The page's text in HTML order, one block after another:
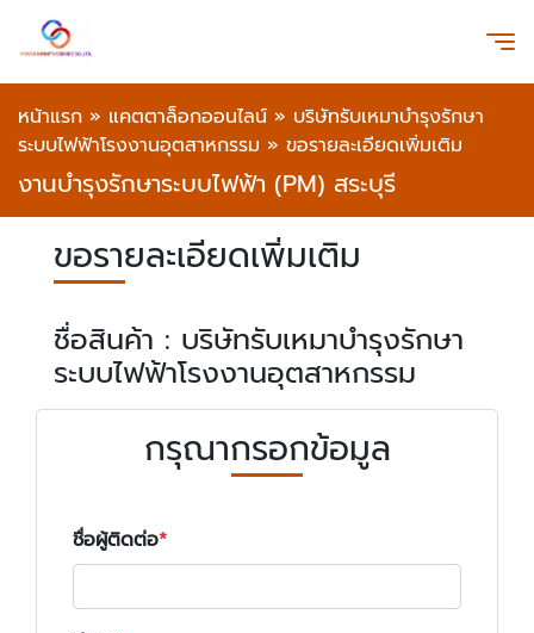
หน้าแรก » แคตตาล็อกออนไลน์ » บริษัทรับเหมาบำรุงรักษา
ระบบไฟฟ้าโรงงานอุตสาหกรรม » ขอรายละเอียดเพิ่มเติม
งานบำรุงรักษาระบบไฟฟ้า (PM) สระบุรี
ขอรายละเอียดเพิ่มเติม
ชื่อสินค้า : บริษัทรับเหมาบำรุงรักษา
ระบบไฟฟ้าโรงงานอุตสาหกรรม
กรุณากรอกข้อมูล
ชื่อผู้ติดต่อ